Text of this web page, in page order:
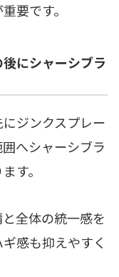
要です。
にシャーシブラ
ジンクスプレー
へシャーシブラ
す。
全体の統一感を
感も抑えやすく